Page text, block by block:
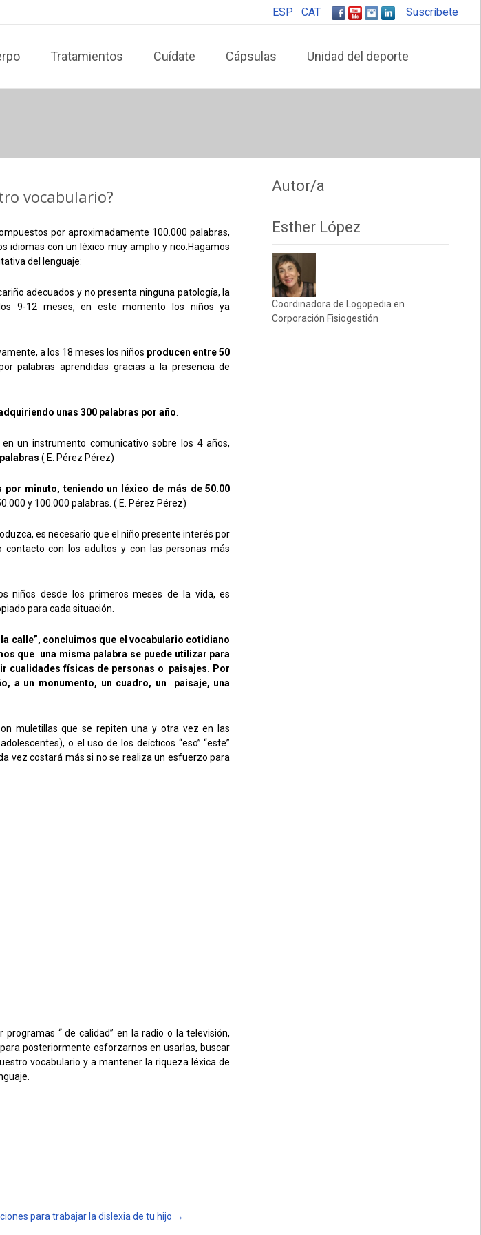
ESP CAT Suscríbete
Tratamientos Cuídate Cápsulas Unidad del deporte
vocabulario?
por aproximadamente 100.000 palabras,
idiomas con un léxico muy amplio y rico. Hagamos
del lenguaje:
adecuados y no presenta ninguna patología, la
9-12 meses, en este momento los niños ya
a los 18 meses los niños producen entre 50
palabras aprendidas gracias a la presencia de
unas 300 palabras por año
un instrumento comunicativo sobre los 4 años,
( E. Pérez Pérez)
minuto, teniendo un léxico de más de 50.00
y 100.000 palabras. ( E. Pérez Pérez)
es necesario que el niño presente interés por
con los adultos y con las personas más
niños desde los primeros meses de la vida, es
para cada situación.
calle”, concluimos que el vocabulario cotidiano
que una misma palabra se puede utilizar para
cualidades físicas de personas o paisajes. Por
a un monumento, un cuadro, un paisaje, una
muletillas que se repiten una y otra vez en las
o el uso de los deícticos “eso” “este”
vez costará más si no se realiza un esfuerzo para
“ de calidad” en la radio o la televisión,
posteriormente esforzarnos en usarlas, buscar
vocabulario y a mantener la riqueza léxica de
para trabajar la dislexia de tu hijo →
Autor/a
Esther López
Coordinadora de Logopedia en
Corporación Fisiogestión